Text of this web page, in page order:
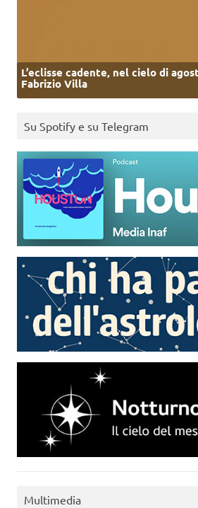
L’eclisse cadente, nel cielo di
Fabrizio Villa
Su Spotify e su Telegram
Multimedia